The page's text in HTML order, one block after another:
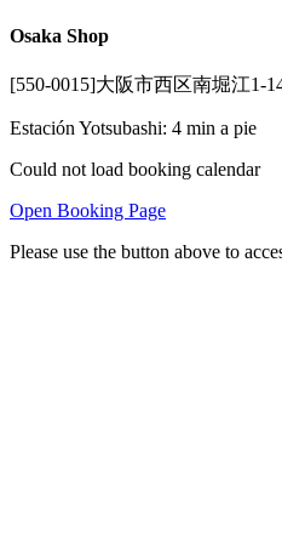
Osaka Shop
[550-0015]大阪市西区南堀江1-
Estación Yotsubashi: 4 min a pie
Could not load booking calendar
Open Booking Page
Please use the button above to